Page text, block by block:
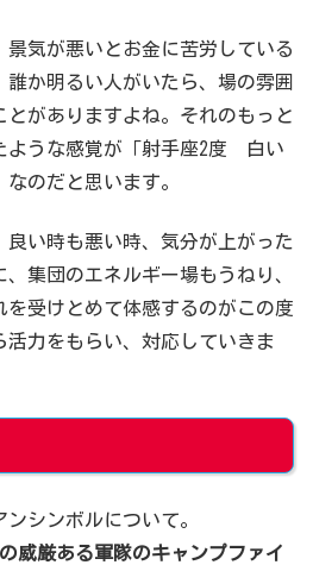
景気が悪いとお金に苦労している
か明るい人がいたら、場の雰囲
がありますよね。それのもっと
ような感覚が「射手座2度 白い
のだと思います。
良い時も悪い時、気分が上がった
集団のエネルギー場もうねり、
受けとめて体感するのがこの度
活力をもらい、対応していきま
シンボルについて。
威厳ある軍隊のキャンプファイ